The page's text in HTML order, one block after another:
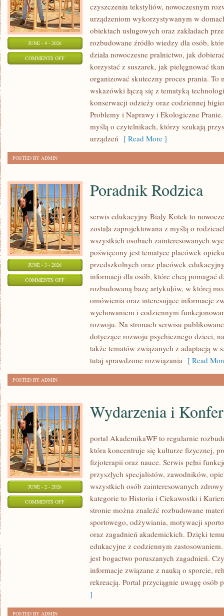
JUNE - 4 - 2026
COMMENTS OFFON
czyszczeniu tekstyliów, nowoczesnym
urządzeniom wykorzystywanym w
obiektach usługowych oraz zakładach
rozbudowane źródło wiedzy dla osób,
działa nowoczesne pralnictwo, jak
korzystać z suszarek, jak pielęgnować
organizować skuteczny proces prania. To
wskazówki łączą się z tematyką
konserwacji odzieży oraz codziennej
Problemy i Naprawy i Ekologiczne Pranie.
myślą o czytelnikach, którzy szukają
urządzeń [ Read More ]
POSTED BY ADMIN
JUNE - 3 - 2026
COMMENTS OFFON
Poradnik Rodzica
serwis edukacyjny Biały Kotek to
została zaprojektowana z myślą o
wszystkich osobach zainteresowanych
poświęcony jest tematyce placówek
przedszkolnych oraz placówek
informacji dla osób, które chcą pomagać
rozbudowaną bazę artykułów, w której
omówienia oraz interesujące informacje
wychowaniem i codziennym
rozwoju. Na stronach serwisu
dotyczące rozwoju psychicznego dzieci,
także tematów związanych z adaptacją w
tutaj sprawdzone rozwiązania [ Read
POSTED BY ADMIN
JUNE - 2 - 2026
COMMENTS OFFON
WYDARZENIA
KONFERENCJE
Wydarzenia i
portal AkademikaWF to regularnie
która koncentruje się kulturze fizycznej,
fizjoterapii oraz nauce. Serwis pełni
przyszłych specjalistów, zawodników,
wszystkich osób zainteresowanych
kategorie to Historia i Ciekawostki i
stronie można znaleźć rozbudowane
sportowego, odżywiania, motywacji
oraz zagadnień akademickich. Dzięki
edukacyjne z codziennym
jest bogactwo poruszanych zagadnień.
informacje związane z nauką o sporcie,
rekreacją. Portal przyciągnie uwagę osób
]
POSTED BY ADMIN